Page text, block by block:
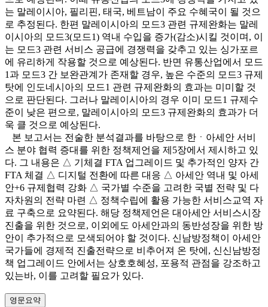
는 말레이시아, 필리핀, 태국, 베트남이 주요 수혜국이 될 것으
로 추정된다. 한편 말레이시아의 모드3 관련 규제완화는 말레
이시아의 모드3(모드1) 역내 수입을 증가(감소)시킬 것이며, 이
는 모드3 관련 서비스 공급에 경쟁력을 갖추고 있는 싱가포르
에 유리하게 작용할 것으로 예상된다. 반면 유통산업에서 모드
1과 모드3 간 보완관계가 존재할 경우, 높은 수준의 모드3 규제
탓에 인도네시아의 모드1 관련 규제완화의 효과는 미미할 것
으로 판단된다. 그러나 말레이시아의 경우 이미 모드1 규제수
준이 낮은 편으로, 말레이시아의 모드3 규제완화의 효과가 더
욱 클 것으로 예상된다.
본 보고서는 전술한 분석결과를 바탕으로 한ㆍ아세안 서비
스 분야 협력 증대를 위한 정책제언을 제5장에서 제시하고 있
다. 그 내용은 △ 기체결 FTA 업그레이드 및 추가적인 양자 간
FTA 체결 △ 디지털 전환에 따른 대응 △ 아세안 역내 및 아세
안+6 규제협력 강화 △ 국가별 수준을 고려한 국별 전략 및 다
자차원의 전략 마련 △ 정책수립에 활용 가능한 서비스교역 자
료 구축으로 요약된다. 해당 정책제언은 대아세안 서비스시장
진출을 위한 것으로, 이외에도 아세안과의 동반성장을 위한 방
안이 추가적으로 모색되어야 할 것이다. 신남방정책이 아세안
국가들에 경제적 진출전략으로 비추어져 온 탓에, 신신남방정
책 업그레이드 안에서는 상호호혜성, 포용적 관점을 강조하고
있는바, 이를 고려할 필요가 있다.
영문요약